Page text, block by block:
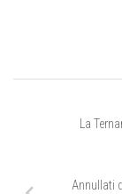
La
Annullati